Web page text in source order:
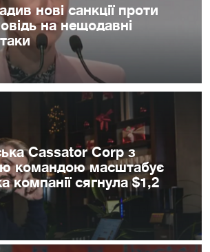
нові санкції проти
на нещодавні
Cassator Corp з
командою масштабує
компанії сягнула $1,2